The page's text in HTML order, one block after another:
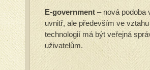
E-government – nová podoba
uvnitř, ale především ve
technologií má být veřejná
uživatelům.